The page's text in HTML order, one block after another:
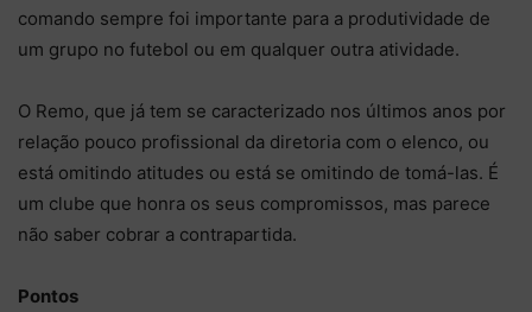
comando sempre foi importante para a produtividade de
um grupo no futebol ou em qualquer outra atividade.
O Remo, que já tem se caracterizado nos últimos anos por
relação pouco profissional da diretoria com o elenco, ou
está omitindo atitudes ou está se omitindo de tomá-las. É
um clube que honra os seus compromissos, mas parece
não saber cobrar a contrapartida.
Pontos